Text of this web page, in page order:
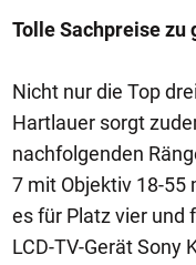
Tolle Sachpreise zu
Nicht nur die Top
Hartlauer sorgt
nachfolgenden
7 mit Objektiv 18-55
es für Platz vier und
LCD-TV-Gerät Sony